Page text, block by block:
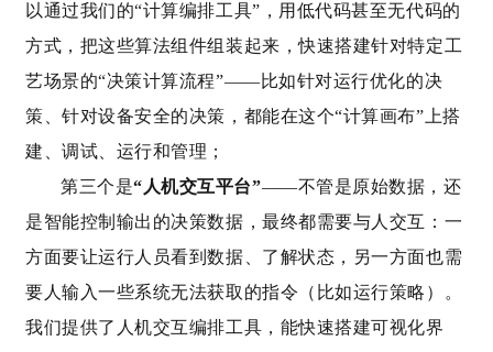
以通过我们的“计算编排工具”，用低代码甚至无代码的
方式，把这些算法组件组装起来，快速搭建针对特定工
艺场景的“决策计算流程”——比如针对运行优化的决
策、针对设备安全的决策，都能在这个“计算画布”上搭
建、调试、运行和管理；
第三个是“人机交互平台”——不管是原始数据，还
是智能控制输出的决策数据，最终都需要与人交互：一
方面要让运行人员看到数据、了解状态，另一方面也需
要人输入一些系统无法获取的指令（比如运行策略）。
我们提供了人机交互编排工具，能快速搭建可视化界